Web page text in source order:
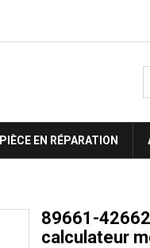
EN RÉPARATION
89661-
calculateur